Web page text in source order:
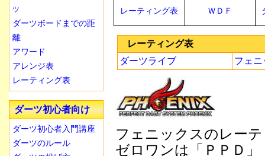
レーティング表 ＷＤＦ
レーティング表
ダーツライブ
フェニ
フェニックスのレー
ゼロワンは「ＰＰＤ
ツ
ダーツボードまでの距
離
アワード
アレンジ表
レーティング表
ダーツ初心者向け
ダーツ初心者入門講座
ダーツのルール